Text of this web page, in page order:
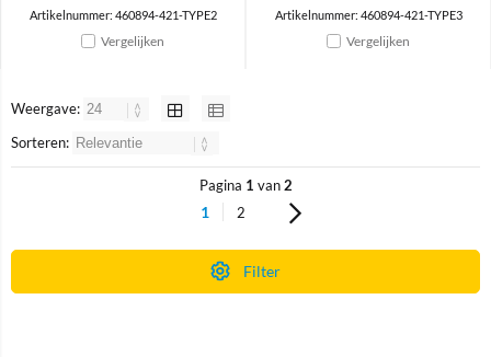
Artikelnummer: 460894-421-TYPE2
Vergelijken
Artikelnummer: 460894-421-TYPE3
Vergelijken
Weergave:
Sorteren:
Pagina 1 van2
1 2
Filter